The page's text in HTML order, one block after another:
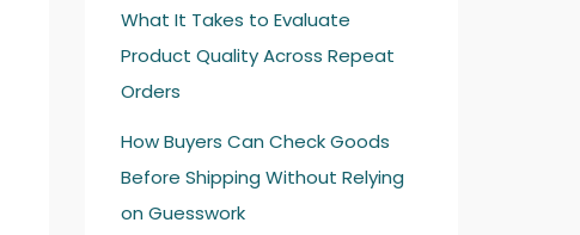
What It Takes to Evaluate
Product Quality Across Repeat
Orders
How Buyers Can Check Goods
Before Shipping Without Relying
on Guesswork